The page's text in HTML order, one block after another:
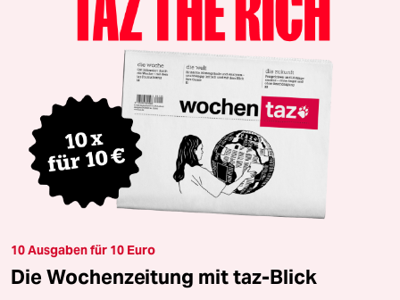
10 Ausgaben für 10 Euro
Die Wochenzeitung mit taz-Blick